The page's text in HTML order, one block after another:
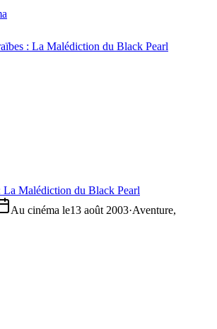
: La Malédiction du Black Pearl
La Malédiction du Black Pearl
Au cinéma le13 août 2003·Aventure,